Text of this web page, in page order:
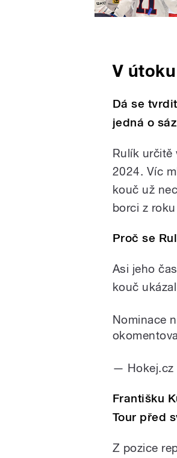
V
Dá se
jedná o
Rulík určitě
2024. Víc
kouč už
borci z
Proč se
Asi jeho
kouč
Nominace
— Hokej.cz
Františku
Tour před
Z pozice